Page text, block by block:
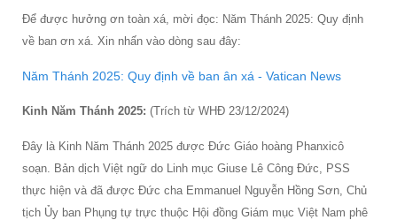
Để được hưởng ơn toàn xá, mời đọc: Năm Thánh 2025: Quy định
về ban ơn xá. Xin nhấn vào dòng sau đây:
Năm Thánh 2025: Quy định về ban ân xá - Vatican News
Kinh Năm Thánh 2025: (Trích từ WHĐ 23/12/2024)
Đây là Kinh Năm Thánh 2025 được Đức Giáo hoàng Phanxicô
soạn. Bản dịch Việt ngữ do Linh mục Giuse Lê Công Đức, PSS
thực hiện và đã được Đức cha Emmanuel Nguyễn Hồng Sơn, Chủ
tịch Ủy ban Phụng tự trực thuộc Hội đồng Giám mục Việt Nam phê